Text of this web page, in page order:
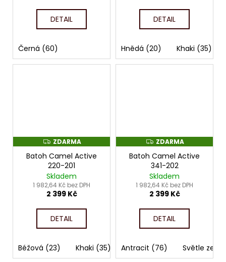
DETAIL
Černá (60)
DETAIL
Hnědá (20) Khaki (35)
Z
D
A
R
M
A
ZDARMA
Batoh Camel Active
220-201
Skladem
1 982,64 Kč bez DPH
2 399 Kč
DETAIL
Béžová (23) Khaki (35)
Z
D
A
R
M
A
ZDARMA
Batoh Camel Active
341-202
Skladem
1 982,64 Kč bez DPH
2 399 Kč
DETAIL
Antracit (76) Světle